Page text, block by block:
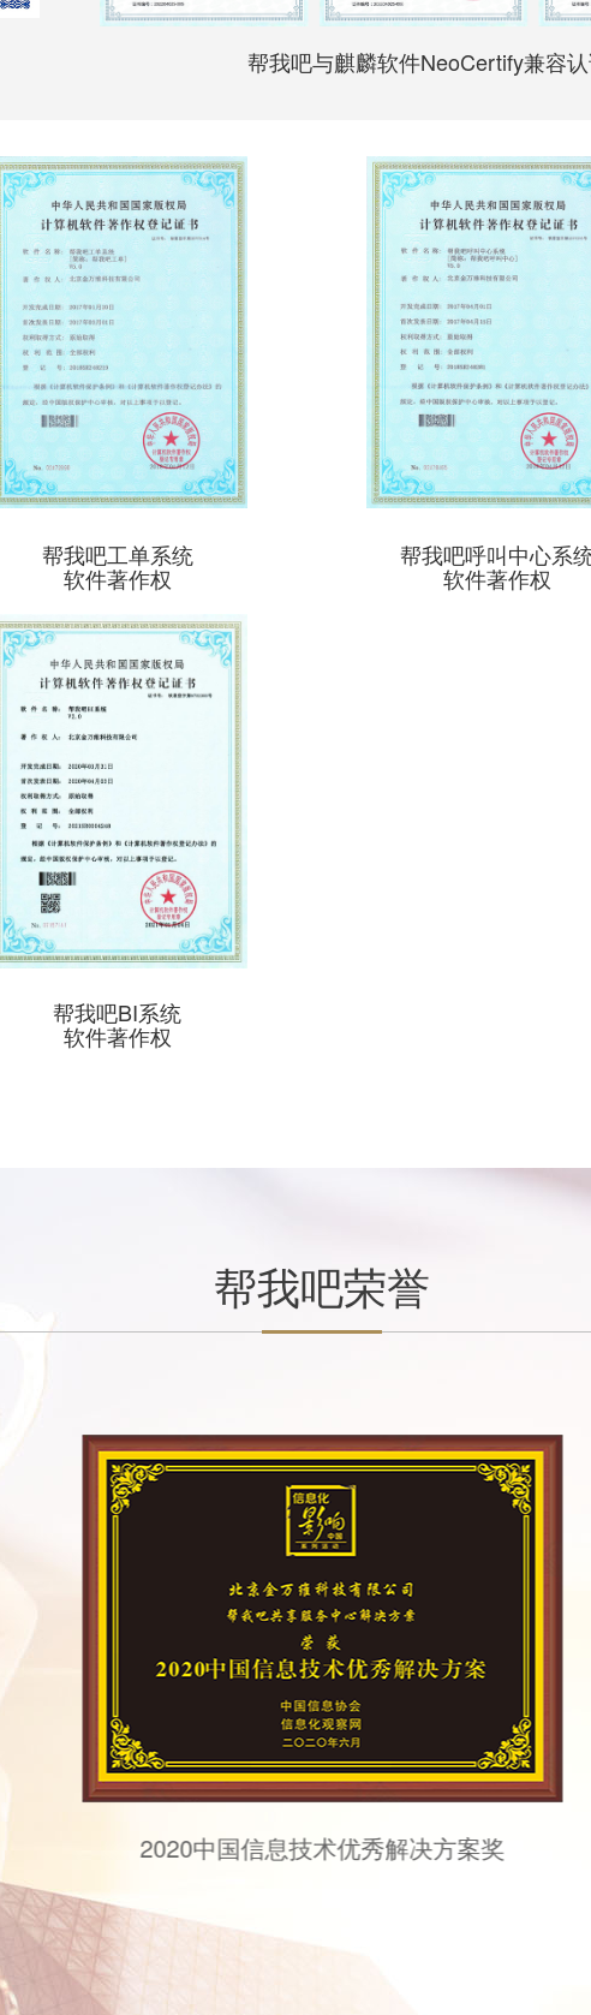
帮我吧与麒麟软件NeoCertify兼容
帮我吧工单系统
软件著作权
帮我吧呼叫中心系
软件著作权
帮我吧BI系统
软件著作权
帮我吧荣誉
2021中国能源化工行业优秀数字化解决方案奖